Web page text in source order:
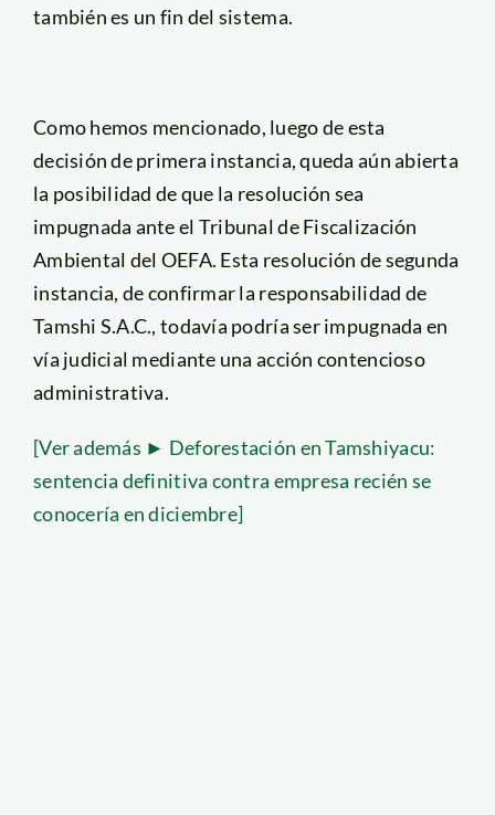
también es un fin del sistema.
Como hemos mencionado, luego de esta
decisión de primera instancia, queda aún abierta
la posibilidad de que la resolución sea
impugnada ante el Tribunal de Fiscalización
Ambiental del OEFA. Esta resolución de segunda
instancia, de confirmar la responsabilidad de
Tamshi S.A.C., todavía podría ser impugnada en
vía judicial mediante una acción contencioso
administrativa.
[Ver además ► Deforestación en Tamshiyacu:
sentencia definitiva contra empresa recién se
conocería en diciembre]